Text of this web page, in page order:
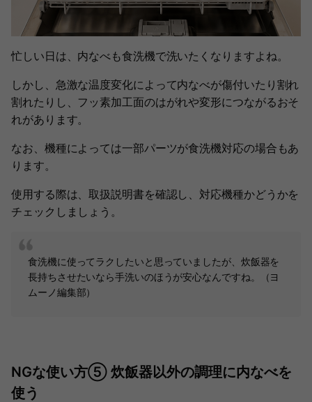
忙しい日は、内なべも食洗機で洗いたくなりますよね。
しかし、急激な温度変化によって内なべが傷付いたり割れ
割れたりし、フッ素加工面のはがれや変形につながるおそ
れがあります。
なお、機種によっては一部パーツが食洗機対応の場合もあ
ります。
使用する際は、取扱説明書を確認し、対応機種かどうかを
チェックしましょう。
食洗機に使ってラクしたいと思っていましたが、炊飯器を
長持ちさせたいなら手洗いのほうが安心なんですね。（ヨ
ムーノ編集部）
NGな使い方⑤ 炊飯器以外の調理に内なべを
使う